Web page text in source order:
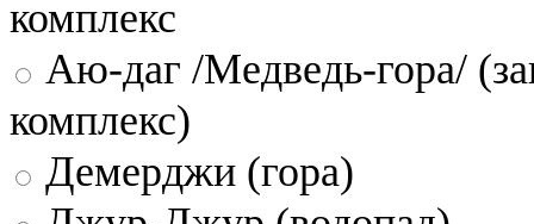
комплекс
Аю-даг /Медведь-гора/
комплекс)
Демерджи (гора)